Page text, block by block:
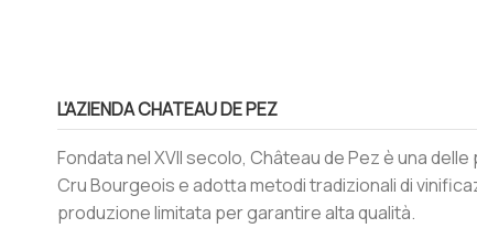
L'AZIENDA CHATEAU DE PEZ
Fondata nel XVII secolo, Château de Pez è una
Cru Bourgeois e adotta metodi tradizionali di
produzione limitata per garantire alta qualità.